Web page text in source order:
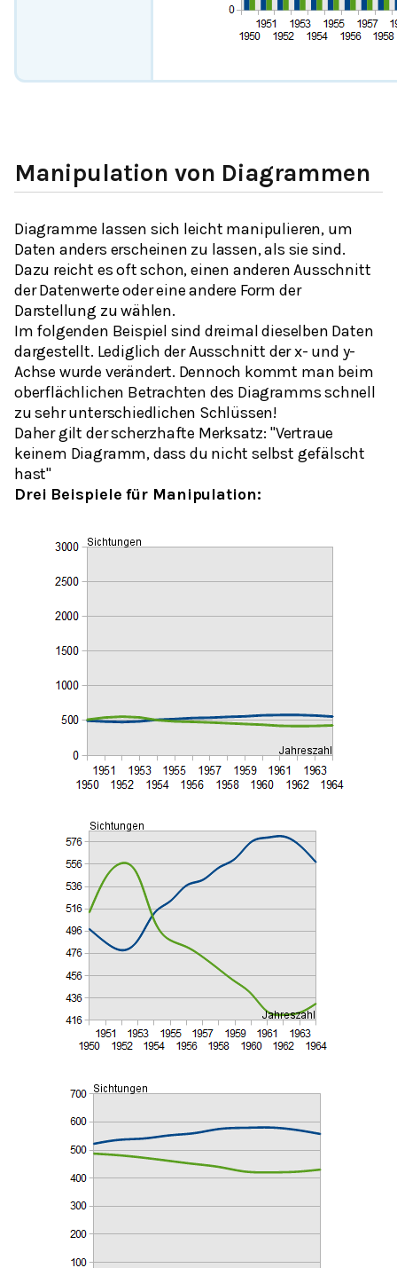
Manipulation von Diagrammen
Diagramme lassen sich leicht manipulieren, um
Daten anders erscheinen zu lassen, als sie sind.
Dazu reicht es oft schon, einen anderen Ausschnitt
der Datenwerte oder eine andere Form der
Darstellung zu wählen.
Im folgenden Beispiel sind dreimal dieselben Daten
dargestellt. Lediglich der Ausschnitt der x- und y-
Achse wurde verändert. Dennoch kommt man beim
oberflächlichen Betrachten des Diagramms schnell
zu sehr unterschiedlichen Schlüssen!
Daher gilt der scherzhafte Merksatz: "Vertraue
keinem Diagramm, dass du nicht selbst gefälscht
hast"
Drei Beispiele für Manipulation: